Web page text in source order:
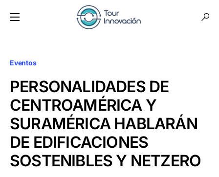
Eventos
PERSONALIDADES DE
CENTROAMÉRICA Y
SURAMÉRICA HABLARÁN
DE EDIFICACIONES
SOSTENIBLES Y NETZERO